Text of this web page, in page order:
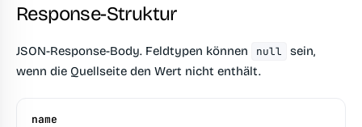
Response-Struktur
JSON-Response-Body. Feldtypen können null
sein,
wenn die Quellseite den Wert nicht enthält.
name